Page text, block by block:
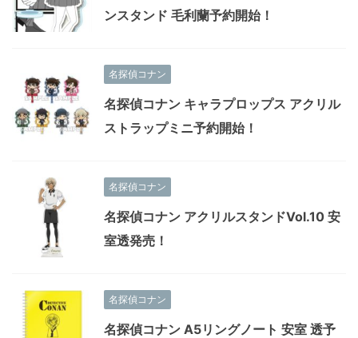
ンスタンド 毛利蘭予約開始！
名探偵コナン
名探偵コナン キャラプロップス アクリル
ストラップミニ予約開始！
名探偵コナン
名探偵コナン アクリルスタンドVol.10 安
室透発売！
名探偵コナン
名探偵コナン A5リングノート 安室 透予